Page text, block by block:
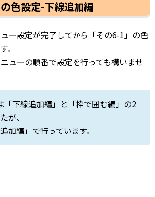
の色設定-下線追加編
ー設定が完了してから「その6-1」の色
。
ューの順番で設定を行っても構いませ
「下線追加編」と「枠で囲む編」の2
が、
加編」で行っています。